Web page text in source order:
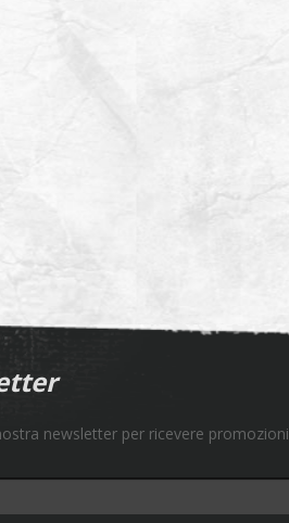
newsletter per ricevere promozioni